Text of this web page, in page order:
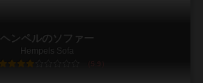
ヘンペルのソファー
Hempels Sofa
5.9